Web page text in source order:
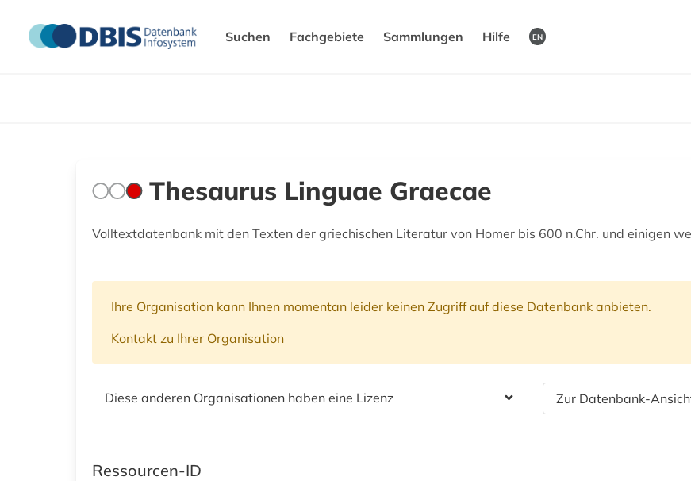
Suchen Fachgebiete Sammlungen Hilfe EN
Thesaurus Linguae Graecae
Volltextdatenbank mit den Texten der griechischen Literatur von Homer bis 600 n.Chr. und einigen
Ihre Organisation kann Ihnen momentan leider keinen Zugriff auf diese Datenbank anbieten.
Kontakt zu Ihrer Organisation
Diese anderen Organisationen haben eine Lizenz Zur Datenbank-
Ressourcen-ID